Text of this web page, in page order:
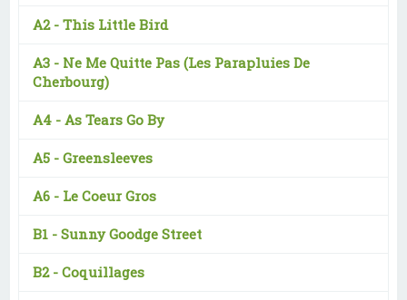
A2 - This Little Bird
A3 - Ne Me Quitte Pas (Les Parapluies De
Cherbourg)
A4 - As Tears Go By
A5 - Greensleeves
A6 - Le Coeur Gros
B1 - Sunny Goodge Street
B2 - Coquillages